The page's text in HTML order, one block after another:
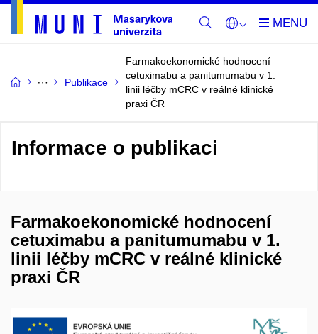
Publikace
Farmakoekonomické hodnocení
cetuximabu a panitumumabu v 1.
linii léčby mCRC v reálné klinické
praxi ČR
Informace o publikaci
Farmakoekonomické hodnocení
cetuximabu a panitumumabu v 1.
linii léčby mCRC v reálné klinické
praxi ČR